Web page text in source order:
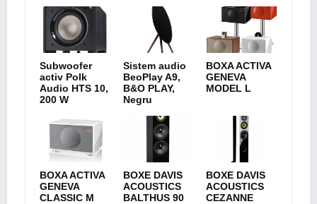
Subwoofer
activ Polk
Audio HTS 10,
200 W
Sistem audio
BeoPlay A9,
B&O PLAY,
Negru
BOXA ACTIVA
GENEVA
MODEL L
BOXA ACTIVA
GENEVA
CLASSIC M
BOXE DAVIS
ACOUSTICS
BALTHUS 90
BOXE DAVIS
ACOUSTICS
CEZANNE